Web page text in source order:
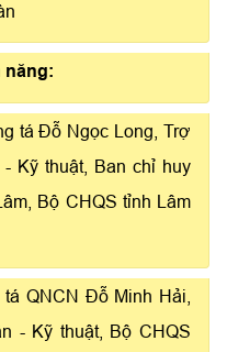
năng:
tá Đỗ Ngọc Long, Trợ
Kỹ thuật, Ban chỉ huy
Bộ CHQS tỉnh Lâm
QNCN Đỗ Minh Hải,
- Kỹ thuật, Bộ CHQS